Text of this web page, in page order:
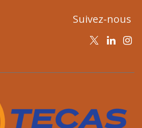
Suivez-nous